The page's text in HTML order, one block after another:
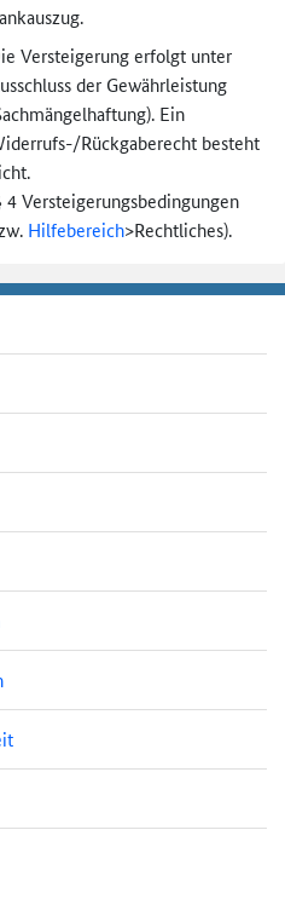
Versteigerung erfolgt unter
der Gewährleistung
Ein
/Rückgaberecht besteht
4 Versteigerungs­bedingungen
Hilfebereich>Rechtliches).